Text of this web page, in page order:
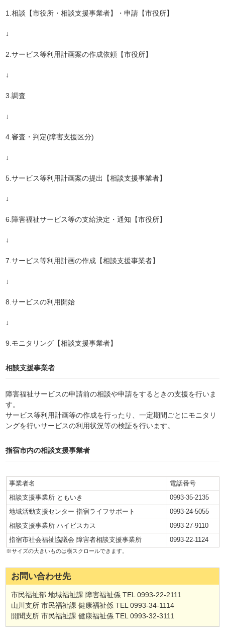
1.相談【市役所・相談支援事業者】・申請【市役所】
↓
2.サービス等利用計画案の作成依頼【市役所】
↓
3.調査
↓
4.審査・判定(障害支援区分)
↓
5.サービス等利用計画案の提出【相談支援事業者】
↓
6.障害福祉サービス等の支給決定・通知【市役所】
↓
7.サービス等利用計画の作成【相談支援事業者】
↓
8.サービスの利用開始
↓
9.モニタリング【相談支援事業者】
相談支援事業者
障害福祉サービスの申請前の相談や申請をするときの支援を行いま
す。
サービス等利用計画等の作成を行ったり、一定期間ごとにモニタリ
ングを行いサービスの利用状況等の検証を行います。
指宿市内の相談支援事業者
事業者名
電話番号
相談支援事業所 ともいき
0993-35-2135
地域活動支援センター 指宿ライフサポート
0993-24-5055
相談支援事業所 ハイビスカス
0993-27-9110
指宿市社会福祉協議会 障害者相談支援事業所
0993-22-1124
お問い合わせ先
市民福祉部 地域福祉課 障害福祉係 TEL 0993-22-2111
山川支所 市民福祉課 健康福祉係 TEL 0993-34-1114
開聞支所 市民福祉課 健康福祉係 TEL 0993-32-3111